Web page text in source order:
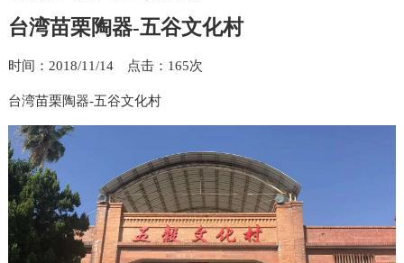
台湾苗栗陶器-五谷文化村
时间：2018/11/14 点击： 165次
台湾苗栗陶器-五谷文化村